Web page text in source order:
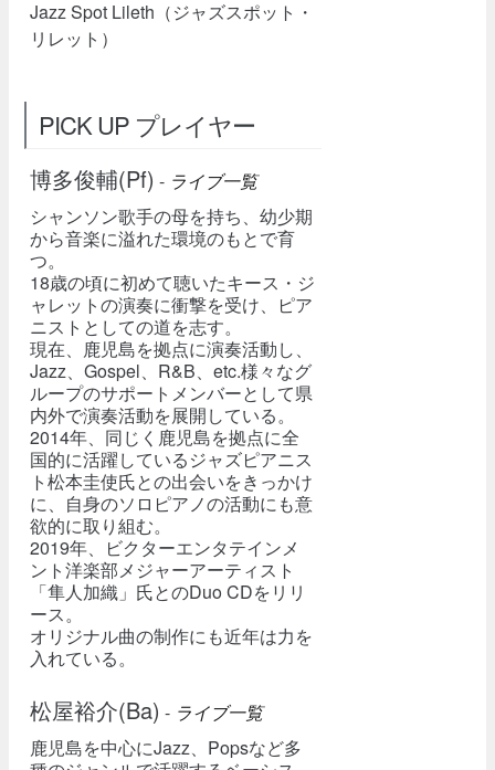
Jazz Spot Lileth（ジャズスポット・
リレット）
PICK UP プレイヤー
博多俊輔(Pf) - ライブ一覧
シャンソン歌手の母を持ち、幼少期
から音楽に溢れた環境のもとで育
つ。
18歳の頃に初めて聴いたキース・ジ
ャレットの演奏に衝撃を受け、ピア
ニストとしての道を志す。
現在、鹿児島を拠点に演奏活動し、
Jazz、Gospel、R&B、etc.様々なグ
ループのサポートメンバーとして県
内外で演奏活動を展開している。
2014年、同じく鹿児島を拠点に全
国的に活躍しているジャズピアニス
ト松本圭使氏との出会いをきっかけ
に、自身のソロピアノの活動にも意
欲的に取り組む。
2019年、ビクターエンタテインメ
ント洋楽部メジャーアーティスト
「隼人加織」氏とのDuo CDをリリ
ース。
オリジナル曲の制作にも近年は力を
入れている。
松屋裕介(Ba) - ライブ一覧
鹿児島を中心にJazz、Popsなど多